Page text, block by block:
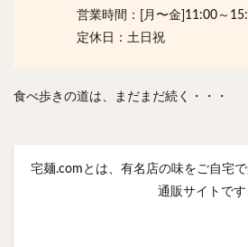
営業時間：[月〜金]11:00～
定休日：土日祝
食べ歩きの道は、まだまだ続く・・・
宅麺.comとは、有名店の味をご自宅
通販サイトです